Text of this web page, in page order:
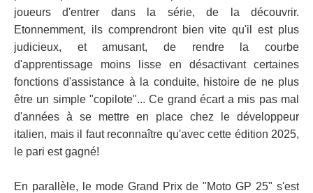
joueurs d'entrer dans la série, de la découvrir.
Etonnemment, ils comprendront bien vite qu'il est plus
judicieux, et amusant, de rendre la courbe
d'apprentissage moins lisse en désactivant certaines
fonctions d'assistance à la conduite, histoire de ne plus
être un simple "copilote"... Ce grand écart a mis pas mal
d'années à se mettre en place chez le développeur
italien, mais il faut reconnaître qu'avec cette édition 2025,
le pari est gagné!
En parallèle, le mode Grand Prix de "Moto GP 25" s'est